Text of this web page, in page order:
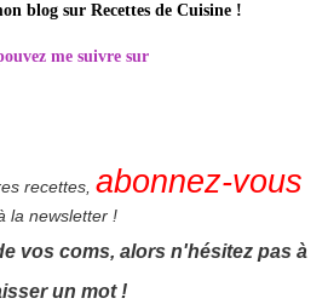
blog sur Recettes de Cuisine!
me suivre sur
recettes, abonnez-vous
la newsletter !
vos coms, alors n'hésitez pas à
un mot !